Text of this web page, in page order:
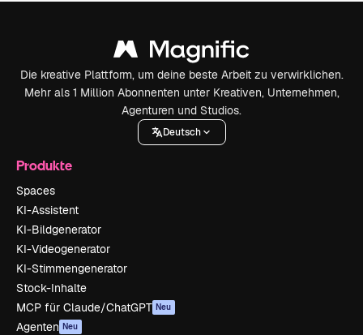
Die kreative Plattform, um deine beste Arbeit zu verwirklichen.
Mehr als 1 Million Abonnenten unter Kreativen, Unternehmen,
Agenturen und Studios.
Deutsch
Produkte
Spaces
KI-Assistent
KI-Bildgenerator
KI-Videogenerator
KI-Stimmengenerator
Stock-Inhalte
MCP für Claude/ChatGPT Neu
Agenten Neu